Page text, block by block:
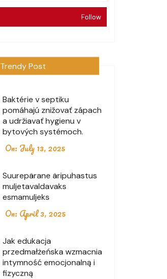
Follow
Trendy Post
Baktérie v septiku
pomáhajú znižovať zápach
a udržiavať hygienu v
bytových systémoch.
On: July 13, 2025
Suurepärane äripuhastus
muljetavaldavaks
esmamuljeks
On: April 3, 2025
Jak edukacja
przedmałżeńska wzmacnia
intymność emocjonalną i
fizyczną